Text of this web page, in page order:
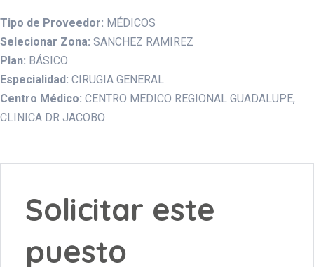
Tipo de Proveedor: MÉDICOS
Selecionar Zona: SANCHEZ RAMIREZ
Plan: BÁSICO
Especialidad: CIRUGIA GENERAL
Centro Médico: CENTRO MEDICO REGIONAL GUADALUPE
CLINICA DR JACOBO
Solicitar este
puesto